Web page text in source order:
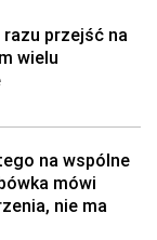
przejść na
wielu
na wspólne
mówi
nie ma